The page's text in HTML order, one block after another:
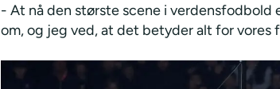
- At nå den største scene i verdensfodbold
om, og jeg ved, at det betyder alt for